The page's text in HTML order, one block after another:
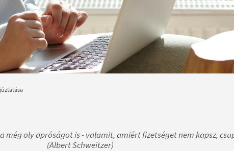
oly apróságot is - valamit, amiért fizetséget nem kapsz,
(Albert Schweitzer)